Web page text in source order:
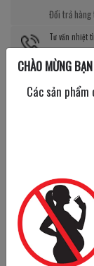
Đổi trả hàng
Tư vấn nhiệt
Đội ngũ
Giá tốt kèm
Nhiều
CHÀO MỪNG
Các sản